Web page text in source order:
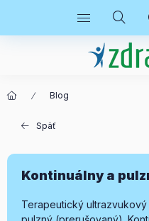
Blog
Späť
Kontinuálny a
Terapeutický